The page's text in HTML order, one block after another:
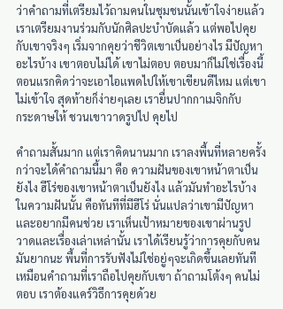
ว่าคำถามที่เตรียมไว้ถามคนในชุมชนนั้นเข้าใจง่ายแล้ว
เราเตรียมงานร่วมกับนักศิลปะบำบัดแล้ว แต่พอไปคุย
กับเขาจริงๆ เริ่มจากคุยว่าชีวิตเขาเป็นอย่างไร มีปัญหา
อะไรบ้าง เขาตอบไม่ได้ เขาไม่ตอบ ตอบมาก็ไม่ใช่เรื่องนี้
ตอนแรกคิดว่าจะเอาไอแพดไปให้เขาเขียนดีไหม แต่เขา
ไม่เข้าใจ สุดท้ายก็ง่ายๆเลย เรายื่นปากกาเมจิกกับ
กระดาษให้ ชวนเขาวาดรูปไป คุยไป
คำถามสั้นมาก แต่เราคิดนานมาก เราลงพื้นที่หลายครั้ง
กว่าจะได้คำถามนี้มา คือ ความฝันของเขาหน้าตาเป็น
ยังไง ฮีโร่ของเขาหน้าตาเป็นยังไง แล้วมันทำอะไรบ้าง
ในความฝันนั้น คือทันทีที่มีฮีโร่ นั่นแปลว่าเขามีปัญหา
และอยากมีคนช่วย เราเห็นเป้าหมายของเขาผ่านรูป
วาดและเรื่องเล่าเหล่านั้น เราได้เรียนรู้ว่าการคุยกับคน
มันยากนะ พื้นที่การรับฟังไม่ใช่อยู่ๆจะเกิดขึ้นเลยทันที
เหมือนคำถามที่เราถือไปคุยกับเขา ถ้าถามโต้งๆ คนไม่
ตอบ เราต้องแคร์วิธีการคุยด้วย